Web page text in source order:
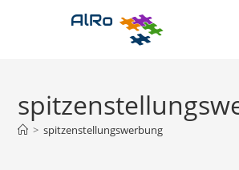
> spitzenstellungswerbung